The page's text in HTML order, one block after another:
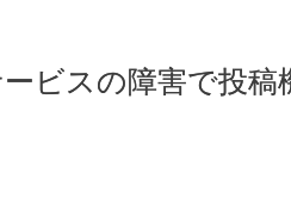
ビスの障害で投稿